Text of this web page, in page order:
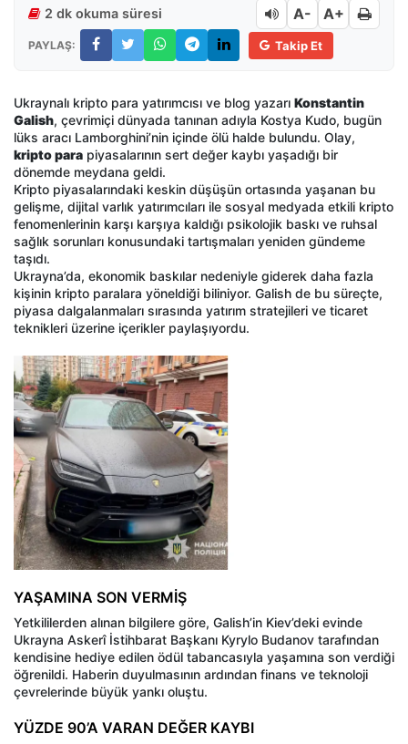
2 dk okuma süresi A- A+
PAYLAŞ: Takip Et
Ukraynalı kripto para yatırımcısı ve blog yazarı Konstantin
Galish, çevrimiçi dünyada tanınan adıyla Kostya Kudo, bugün
lüks aracı Lamborghini’nin içinde ölü halde bulundu. Olay,
kripto para piyasalarının sert değer kaybı yaşadığı bir
dönemde meydana geldi.
Kripto piyasalarındaki keskin düşüşün ortasında yaşanan bu
gelişme, dijital varlık yatırımcıları ile sosyal medyada etkili kripto
fenomenlerinin karşı karşıya kaldığı psikolojik baskı ve ruhsal
sağlık sorunları konusundaki tartışmaları yeniden gündeme
taşıdı.
Ukrayna’da, ekonomik baskılar nedeniyle giderek daha fazla
kişinin kripto paralara yöneldiği biliniyor. Galish de bu süreçte,
piyasa dalgalanmaları sırasında yatırım stratejileri ve ticaret
teknikleri üzerine içerikler paylaşıyordu.
YAŞAMINA SON VERMİŞ
Yetkililerden alınan bilgilere göre, Galish’in Kiev’deki evinde
Ukrayna Askerî İstihbarat Başkanı Kyrylo Budanov tarafından
kendisine hediye edilen ödül tabancasıyla yaşamına son verdiği
öğrenildi. Haberin duyulmasının ardından finans ve teknoloji
çevrelerinde büyük yankı oluştu.
YÜZDE 90’A VARAN DEĞER KAYBI